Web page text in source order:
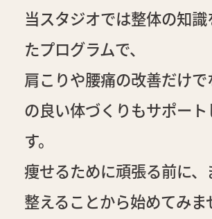
当スタジオでは整体の知
たプログラムで、
肩こりや腰痛の改善だけ
の良い体づくりもサポート
す。
痩せるために頑張る前に、
整えることから始めてみま